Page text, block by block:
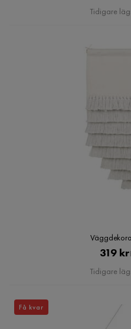
Tidigare
319 kr
Tidigare
Få kvar